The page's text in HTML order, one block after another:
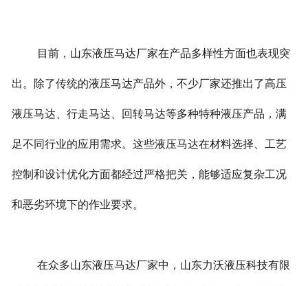
目前，山东液压马达厂家在产品多样性方面也表现突
出。除了传统的液压马达产品外，不少厂家还推出了高压
液压马达、行走马达、回转马达等多种特种液压产品，满
足不同行业的应用需求。这些液压马达在材料选择、工艺
控制和设计优化方面都经过严格把关，能够适应复杂工况
和恶劣环境下的作业要求。
在众多山东液压马达厂家中，山东力沃液压科技有限